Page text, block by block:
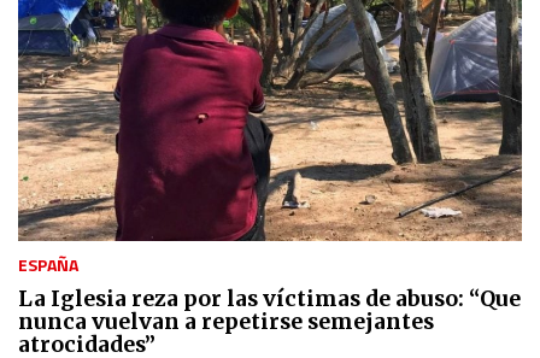
ESPAÑA
La Iglesia reza por las víctimas de abuso: “Que
nunca vuelvan a repetirse semejantes
atrocidades”